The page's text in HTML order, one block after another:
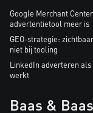
Google Merchant
advertentietool meer is
GEO-strategie:
niet bij tooling
LinkedIn adverteren
werkt
Baas & Baas